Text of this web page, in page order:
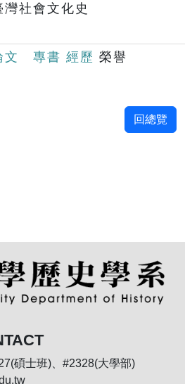
社會文化史
文 專書 經歷 榮譽
回總覽
碩士班)、#2328(大學部)